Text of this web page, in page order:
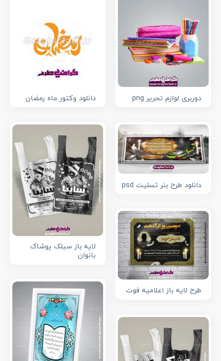
دوربری لوازم تحریر png دانلود وکتور ماه رمضان
دانلود طرح بنر تسلیت psd
لایه باز سیلک پوشاک
بانوان
طرح لایه باز اعلامیه فوت